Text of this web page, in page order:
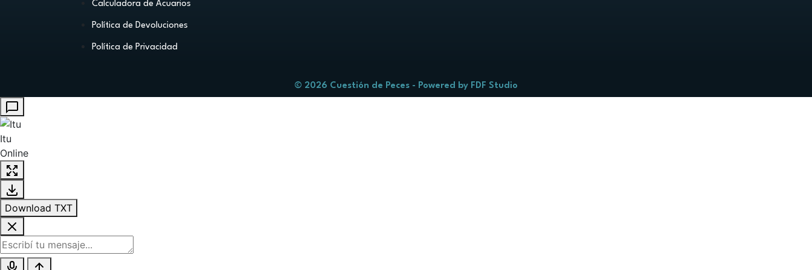
Calculadora de Acuarios
Política de Devoluciones
Política de Privacidad
© 2026 Cuestión de Peces - Powered by FDF Studio
Itu
Online
Download TXT